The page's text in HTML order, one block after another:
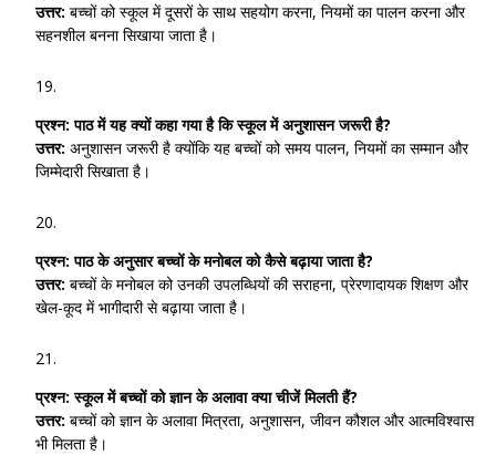
उत्तर: बच्चों को स्कूल में दूसरों के साथ सहयोग करना, नियमों का पालन करना और
सहनशील बनना सिखाया जाता है।
प्रश्न: पाठ में यह क्यों कहा गया है कि स्कूल में अनुशासन जरूरी है?
उत्तर: अनुशासन जरूरी है क्योंकि यह बच्चों को समय पालन, नियमों का सम्मान और
जिम्मेदारी सिखाता है।
प्रश्न: पाठ के अनुसार बच्चों के मनोबल को कैसे बढ़ाया जाता है?
उत्तर: बच्चों के मनोबल को उनकी उपलब्धियों की सराहना, प्रेरणादायक शिक्षण और
खेल-कूद में भागीदारी से बढ़ाया जाता है।
प्रश्न: स्कूल में बच्चों को ज्ञान के अलावा क्या चीजें मिलती हैं?
उत्तर: बच्चों को ज्ञान के अलावा मित्रता, अनुशासन, जीवन कौशल और आत्मविश्वास
भी मिलता है।